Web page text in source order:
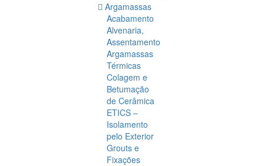
Argamassas
Acabamento
Alvenaria,
Assentamento
Argamassas
Térmicas
Colagem e
Betumação
de Cerâmica
ETICS –
Isolamento
pelo Exterior
Grouts e
Fixações